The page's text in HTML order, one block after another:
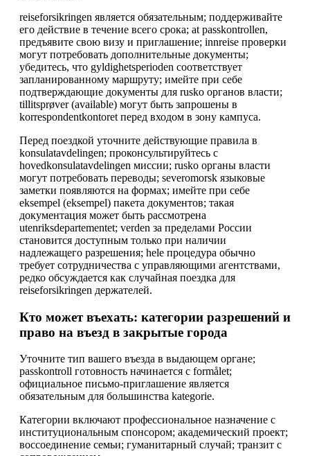
reiseforsikringen является обязательным; поддерживайте
его действие в течение всего срока; at passkontrollen,
предъявите свою визу и приглашение; innreise проверки
могут потребовать дополнительные документы;
убедитесь, что gyldighetsperioden соответствует
запланированному маршруту; имейте при себе
подтверждающие документы для rusko органов власти;
tillitsprøver (available) могут быть запрошены в
korrespondentkontoret перед входом в зону кампуса.
Перед поездкой уточните действующие правила в
konsulatavdelingen; проконсультируйтесь с
hovedkonsulatavdelingen миссии; rusko органы власти
могут потребовать переводы; severomorsk языковые
заметки появляются на формах; имейте при себе
eksempel (eksempel) пакета документов; такая
документация может быть рассмотрена
utenriksdepartementet; verden за пределами России
становится доступным только при наличии
надлежащего разрешения; hele процедура обычно
требует сотрудничества с управляющими агентствами,
редко обсуждается как случайная поездка для
reiseforsikringen держателей.
Кто может въехать: категории разрешений и
право на въезд в закрытые города
Уточните тип вашего въезда в выдающем органе;
passkontroll готовность начинается с formålet;
официальное письмо-приглашение является
обязательным для большинства kategorie.
Категории включают профессиональное назначение с
институциональным спонсором; академический проект;
воссоединение семьи; гуманитарный случай; транзит с